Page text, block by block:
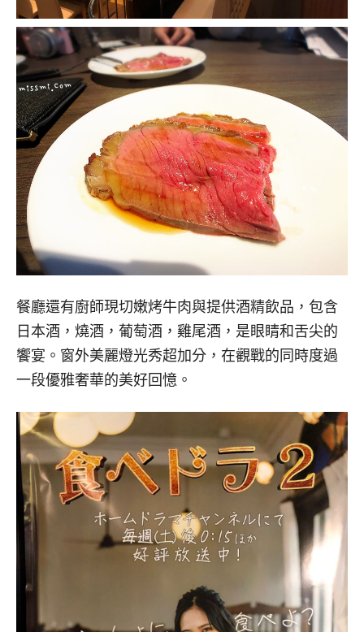
餐廳還有廚師現切嫩烤牛肉與提供酒精飲品，包含
日本酒，燒酒，葡萄酒，雞尾酒，是眼睛和舌尖的
饗宴。窗外美麗燈光秀超加分，在觀戰的同時度過
一段優雅奢華的美好回憶。